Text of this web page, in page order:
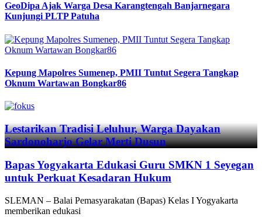
GeoDipa Ajak Warga Desa Karangtengah Banjarnegara
Kunjungi PLTP Patuha
Kepung Mapolres Sumenep, PMII Tuntut Segera Tangkap
Oknum Wartawan Bongkar86
Previous
Next
Lestarikan Tradisi Leluhur, Warga Dayakan
Sardonoharjo Gelar Merti Dusun
Bapas Yogyakarta Edukasi Guru SMKN 1 Seyegan
untuk Perkuat Kesadaran Hukum
SLEMAN – Balai Pemasyarakatan (Bapas) Kelas I Yogyakarta
memberikan edukasi